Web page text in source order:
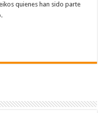
quienes han sido parte